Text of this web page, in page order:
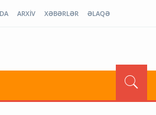
ARXİV XƏBƏRLƏR ƏLAQƏ